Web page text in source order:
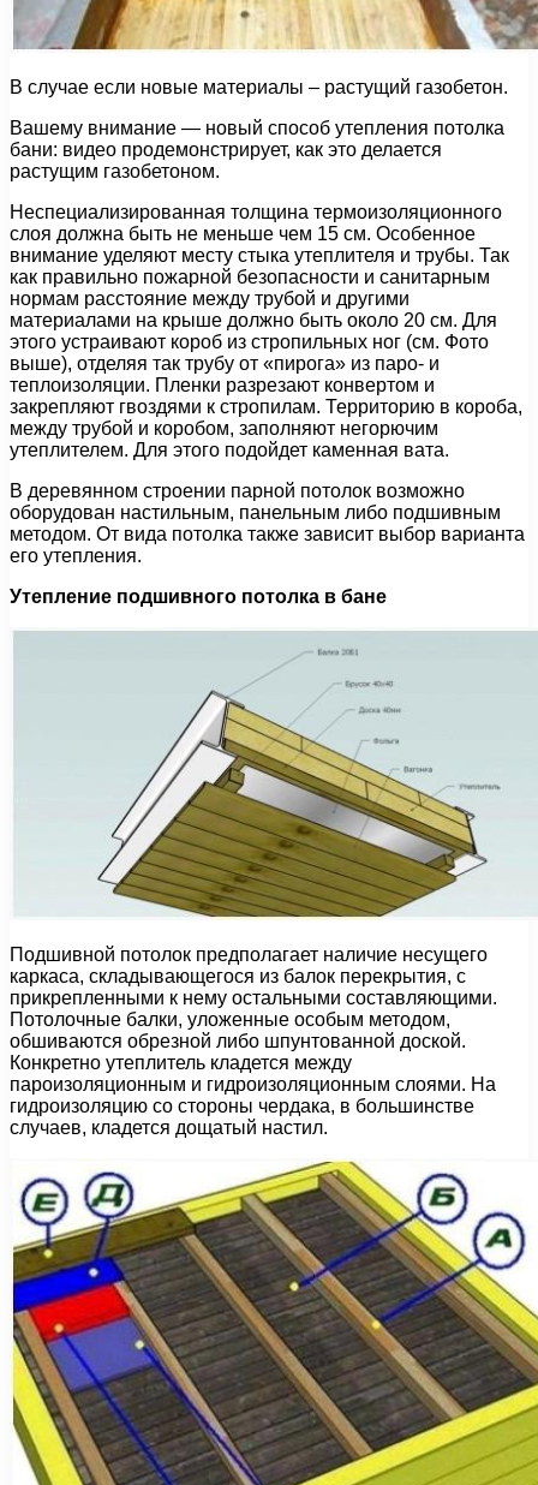
В случае если новые материалы – растущий газобетон.
Вашему внимание — новый способ утепления потолка
бани: видео продемонстрирует, как это делается
растущим газобетоном.
Неспециализированная толщина термоизоляционного
слоя должна быть не меньше чем 15 см. Особенное
внимание уделяют месту стыка утеплителя и трубы. Так
как правильно пожарной безопасности и санитарным
нормам расстояние между трубой и другими
материалами на крыше должно быть около 20 см. Для
этого устраивают короб из стропильных ног (см. Фото
выше), отделяя так трубу от «пирога» из паро- и
теплоизоляции. Пленки разрезают конвертом и
закрепляют гвоздями к стропилам. Территорию в короба,
между трубой и коробом, заполняют негорючим
утеплителем. Для этого подойдет каменная вата.
В деревянном строении парной потолок возможно
оборудован настильным, панельным либо подшивным
методом. От вида потолка также зависит выбор варианта
его утепления.
Утепление подшивного потолка в бане
Подшивной потолок предполагает наличие несущего
каркаса, складывающегося из балок перекрытия, с
прикрепленными к нему остальными составляющими.
Потолочные балки, уложенные особым методом,
обшиваются обрезной либо шпунтованной доской.
Конкретно утеплитель кладется между
пароизоляционным и гидроизоляционным слоями. На
гидроизоляцию со стороны чердака, в большинстве
случаев, кладется дощатый настил.